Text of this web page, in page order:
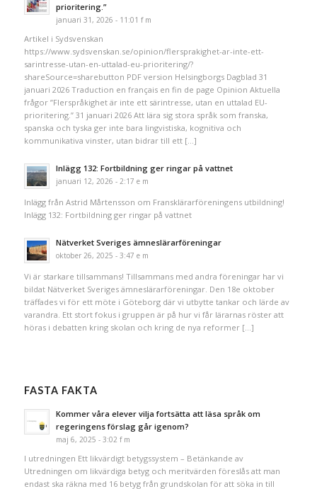
prioritering.”
januari 31, 2026 - 11:01 f m
Artikel i Sydsvenskan
https://www.sydsvenskan.se/opinion/flersprakighet-ar-inte-ett-
sarintresse-utan-en-uttalad-eu-prioritering/?
shareSource=sharebutton PDF version Helsingborgs Dagblad 31
januari 2026 Traduction en français en fin de page Opinion Aktuella
frågor ”Flerspråkighet är inte ett särintresse, utan en uttalad EU-
prioritering.” 31 januari 2026 Att lära sig stora språk som franska,
spanska och tyska ger inte bara lingvistiska, kognitiva och
kommunikativa vinster, utan bidrar till ett […]
Inlägg 132: Fortbildning ger ringar på vattnet
januari 12, 2026 - 2:17 e m
Inlägg från Astrid Mårtensson om Fransklärarföreningens utbildning!
Inlägg 132: Fortbildning ger ringar på vattnet
Nätverket Sveriges ämneslärarföreningar
oktober 26, 2025 - 3:47 e m
Vi är starkare tillsammans! Tillsammans med andra föreningar har vi
bildat Nätverket Sveriges ämneslärarföreningar. Den 18e oktober
träffades vi för ett möte i Göteborg där vi utbytte tankar och lärde av
varandra. Ett stort fokus i gruppen är på hur vi får lärarnas röster att
höras i debatten kring skolan och kring de nya reformer […]
FASTA FAKTA
Kommer våra elever vilja fortsätta att läsa språk om
regeringens förslag går igenom?
maj 6, 2025 - 3:02 f m
I utredningen Ett likvärdigt betygssystem – Betänkande av
Utredningen om likvärdiga betyg och meritvärden föreslås att man
endast ska räkna med 16 betyg från grundskolan för att söka in till